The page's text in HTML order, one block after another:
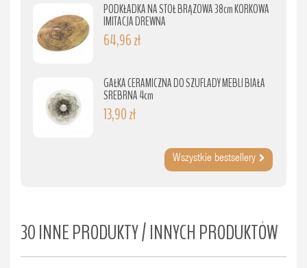
PODKŁADKA NA STÓŁ BRĄZOWA 38cm KORKOWA
IMITACJA DREWNA
64,96 zł
GAŁKA CERAMICZNA DO SZUFLADY MEBLI BIAŁA
SREBRNA 4cm
13,90 zł
Wszystkie bestsellery
30 INNE PRODUKTY / INNYCH PRODUKTÓW